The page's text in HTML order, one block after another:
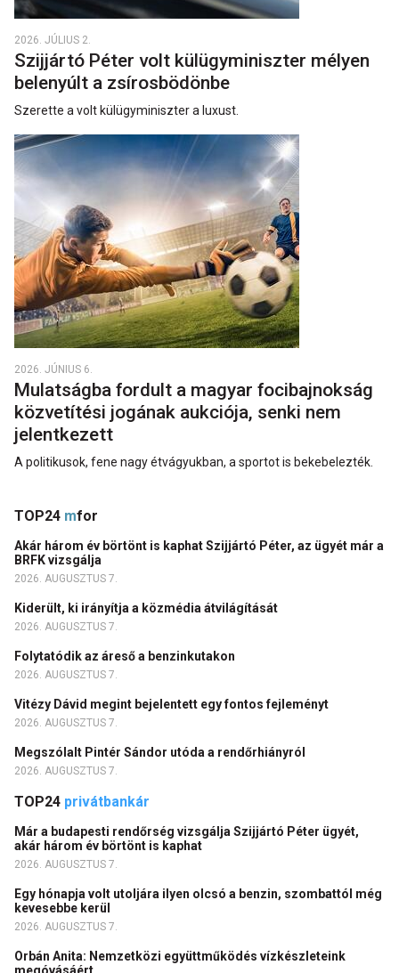
2026. JÚLIUS 2.
Szijjártó Péter volt külügyminiszter mélyen
belenyúlt a zsírosbödönbe
Szerette a volt külügyminiszter a luxust.
2026. JÚNIUS 6.
Mulatságba fordult a magyar focibajnokság
közvetítési jogának aukciója, senki nem
jelentkezett
A politikusok, fene nagy étvágyukban, a sportot is bekebelezték.
TOP24 mfor
Akár három év börtönt is kaphat Szijjártó Péter, az ügyét már a
BRFK vizsgálja
2026. AUGUSZTUS 7.
Kiderült, ki irányítja a közmédia átvilágítását
2026. AUGUSZTUS 7.
Folytatódik az áreső a benzinkutakon
2026. AUGUSZTUS 7.
Vitézy Dávid megint bejelentett egy fontos fejleményt
2026. AUGUSZTUS 7.
Megszólalt Pintér Sándor utóda a rendőrhiányról
2026. AUGUSZTUS 7.
TOP24 privátbankár
Már a budapesti rendőrség vizsgálja Szijjártó Péter ügyét,
akár három év börtönt is kaphat
2026. AUGUSZTUS 7.
Egy hónapja volt utoljára ilyen olcsó a benzin, szombattól még
kevesebbe kerül
2026. AUGUSZTUS 7.
Orbán Anita: Nemzetközi együttműködés vízkészleteink